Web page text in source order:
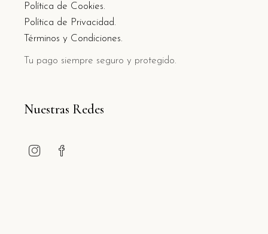
Política de Cookies.
Política de Privacidad.
Términos y Condiciones.
Tu pago siempre seguro y protegido.
Nuestras Redes